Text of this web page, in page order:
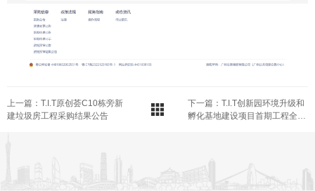
上一篇：T.I.T原创荟C10栋旁新
建垃圾房工程采购结果公告
下一篇：T.I.T创新园环境升级和
孵化基地建设项目首期工程全过